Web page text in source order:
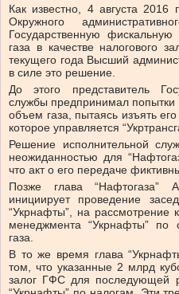
Как известно, 4 августа 2016
Окружного
Государственную
газа в качестве налогового
текущего года Высший
в силе это решение.
До этого представитель
службы предпринимал попытки
объем газа, пытаясь изъять
которое управляется
Решение исполнительной
неожиданностью для
что акт о его передаче
Позже глава “Нафтогаза”
инициирует проведение
“Укрнафты”, на рассмотрение
менеджмента “Укрнафты” по
газа.
В то же время глава
том, что указанные 2 млрд
залог ГФС для последующей